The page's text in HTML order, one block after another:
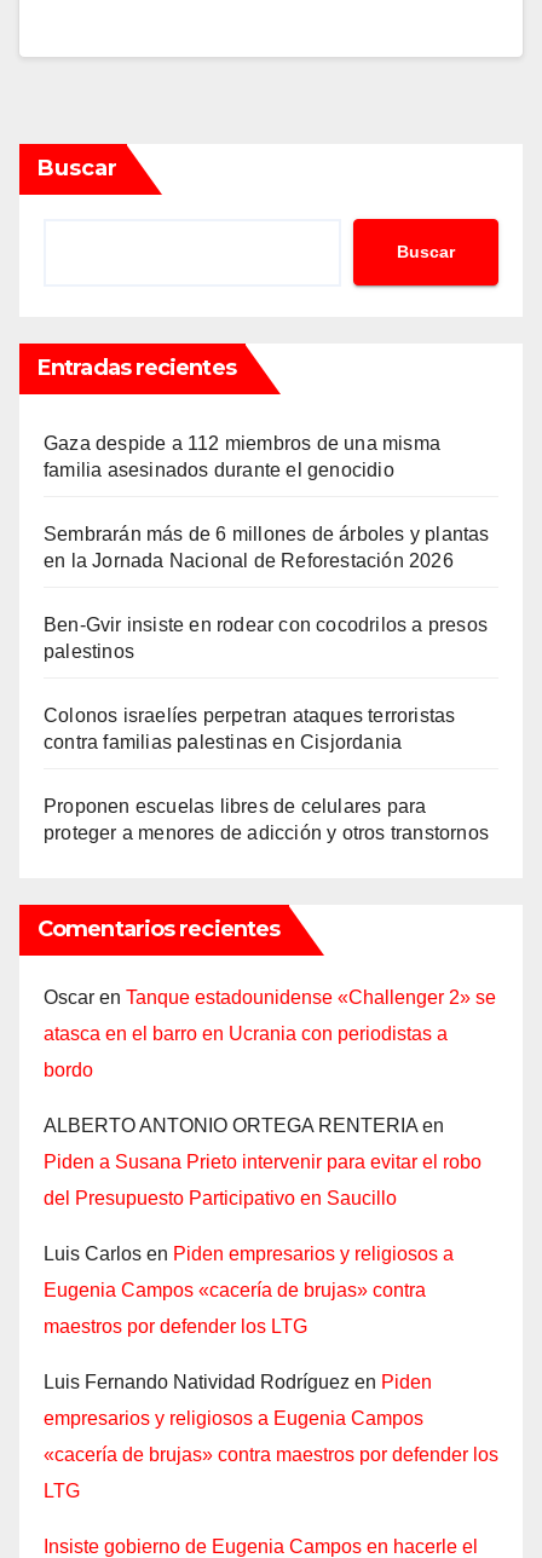
Buscar
Buscar
Entradas recientes
Gaza despide a 112 miembros de una misma
familia asesinados durante el genocidio
Sembrarán más de 6 millones de árboles y plantas
en la Jornada Nacional de Reforestación 2026
Ben-Gvir insiste en rodear con cocodrilos a presos
palestinos
Colonos israelíes perpetran ataques terroristas
contra familias palestinas en Cisjordania
Proponen escuelas libres de celulares para
proteger a menores de adicción y otros transtornos
Comentarios recientes
Oscar en Tanque estadounidense «Challenger 2» se
atasca en el barro en Ucrania con periodistas a
bordo
ALBERTO ANTONIO ORTEGA RENTERIA en
Piden a Susana Prieto intervenir para evitar el robo
del Presupuesto Participativo en Saucillo
Luis Carlos en Piden empresarios y religiosos a
Eugenia Campos «cacería de brujas» contra
maestros por defender los LTG
Luis Fernando Natividad Rodríguez en Piden
empresarios y religiosos a Eugenia Campos
«cacería de brujas» contra maestros por defender los
LTG
Insiste gobierno de Eugenia Campos en hacerle el